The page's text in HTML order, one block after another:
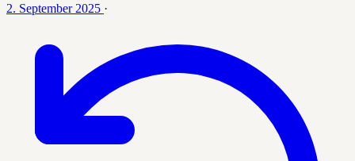
2. September 2025 ·